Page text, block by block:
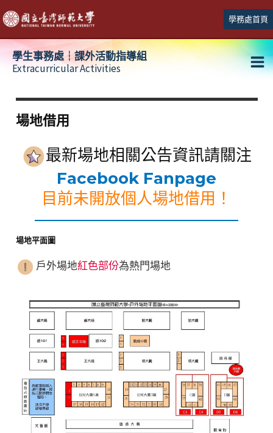
跳
至
主
學務處首頁
學生事務處┆課外活動指導組
Extracurricular Activities
場地借用
最新場地相關公告資訊請關注
Facebook Fanpage
目前未開放個人場地借用！
場地平面圖
戶外場地紅色部份為熱門場地